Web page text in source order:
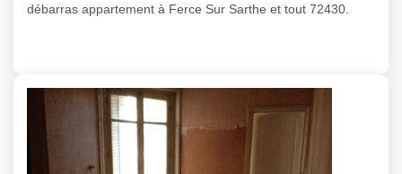
débarras appartement à Ferce Sur Sarthe et tout 72430.